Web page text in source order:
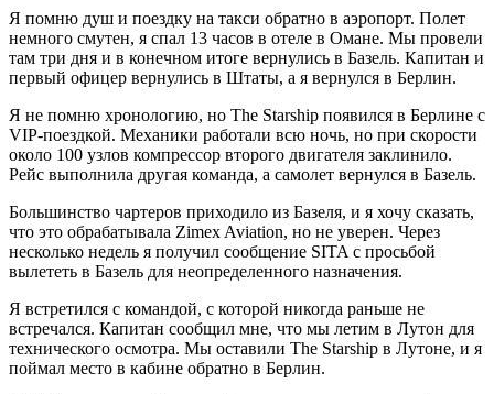
Я помню душ и поездку на такси обратно в аэропорт. Полет
немного смутен, я спал 13 часов в отеле в Омане. Мы провели
там три дня и в конечном итоге вернулись в Базель. Капитан и
первый офицер вернулись в Штаты, а я вернулся в Берлин.
Я не помню хронологию, но The Starship появился в Берлине с
VIP-поездкой. Механики работали всю ночь, но при скорости
около 100 узлов компрессор второго двигателя заклинило.
Рейс выполнила другая команда, а самолет вернулся в Базель.
Большинство чартеров приходило из Базеля, и я хочу сказать,
что это обрабатывала Zimex Aviation, но не уверен. Через
несколько недель я получил сообщение SITA с просьбой
вылететь в Базель для неопределенного назначения.
Я встретился с командой, с которой никогда раньше не
встречался. Капитан сообщил мне, что мы летим в Лутон для
технического осмотра. Мы оставили The Starship в Лутоне, и я
поймал место в кабине обратно в Берлин.